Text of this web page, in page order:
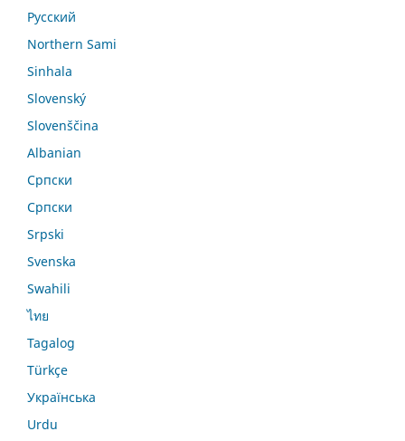
Русский
Northern Sami
Sinhala
Slovenský
Slovenščina
Albanian
Српски
Српски
Srpski
Svenska
Swahili
ไทย
Tagalog
Türkçe
Українська
Urdu